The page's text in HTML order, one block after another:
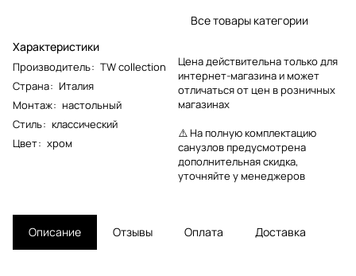
Характеристики
Производитель: TW collection
Страна: Италия
Монтаж: настольный
Стиль: классический
Цвет: хром
Все товары категории
Цена действительна только для
интернет-магазина и может
отличаться от цен в розничных
магазинах
⚠️ На полную комплектацию
санузлов предусмотрена
дополнительная скидка,
уточняйте у менеджеров
Описание Отзывы Оплата Доставка